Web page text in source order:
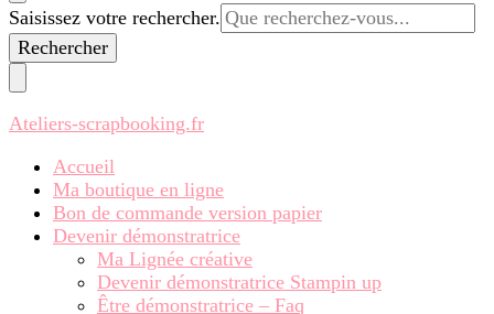
Vous
recherchiez
quelque
Saisissez votre rechercher.
Ateliers-scrapbooking.fr
Accueil
Ma boutique en ligne
Bon de commande version papier
Devenir démonstratrice
Ma Lignée créative
Devenir démonstratrice Stampin up
Être démonstratrice – Faq